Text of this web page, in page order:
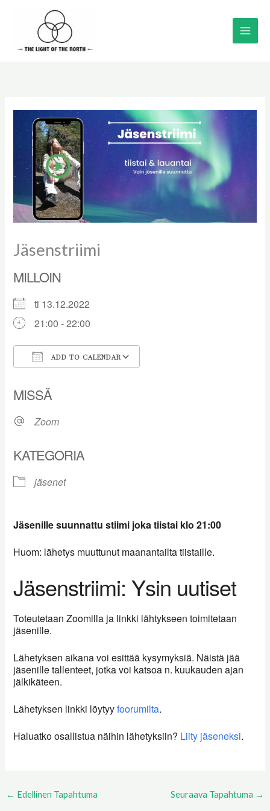
Jäsenstriimi
MILLOIN
ti 13.12.2022
21:00 - 22:00
ADD TO CALENDAR
MISSÄ
Zoom
KATEGORIA
jäsenet
Jäsenille suunnattu stiimi joka tiistai klo 21:00
Huom: lähetys muuttunut maanantailta tiistaille.
Jäsenstriimi: Ysin uutiset
Toteutetaan Zoomilla ja linkki lähtykseen toimitetaan
jäsenille.
Lähetyksen aikana voi esittää kysymyksiä. Näistä jää
jäsenille tallenteet, jotka voi katsoa n. kuukauden ajan
jälkikäteen.
Lähetyksen linkki löytyyfoorumilta.
Haluatko osallistua näihin lähetyksiin? Liity jäseneksi.
← Edellinen Tapahtuma Seuraava Tapahtuma →